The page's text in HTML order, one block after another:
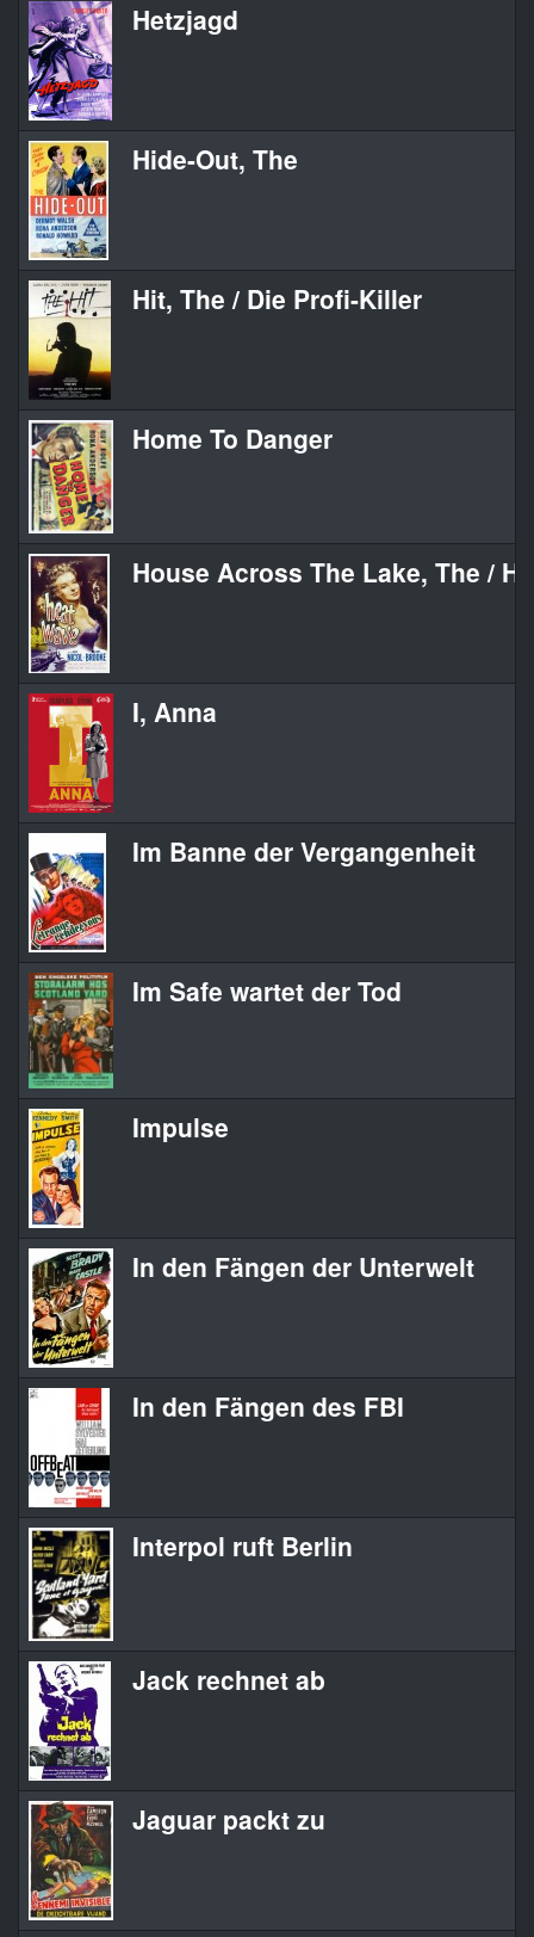
Hetzjagd
Hide-Out, The
Hit, The / Die Profi-Killer
Home To Danger
House Across The Lake, The /
I, Anna
Im Banne der Vergangenheit
Im Safe wartet der Tod
Impulse
In den Fängen der Unterwelt
In den Fängen des FBI
Interpol ruft Berlin
Jack rechnet ab
Jaguar packt zu